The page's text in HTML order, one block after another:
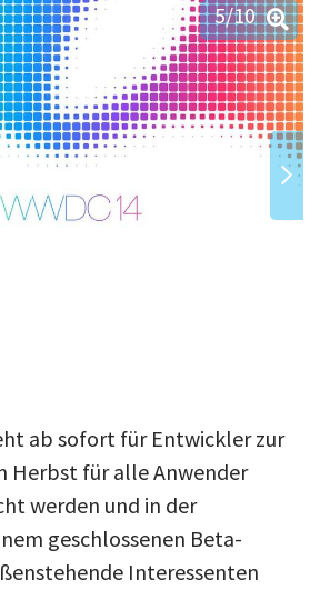
5/10
ab sofort für Entwickler zur
Herbst für alle Anwender
werden und in der
geschlossenen Beta-
Interessenten